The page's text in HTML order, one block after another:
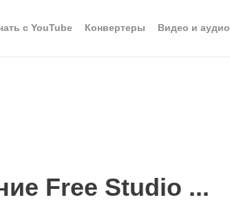
с YouTube Конвертеры Видео и аудио
Free Studio ...